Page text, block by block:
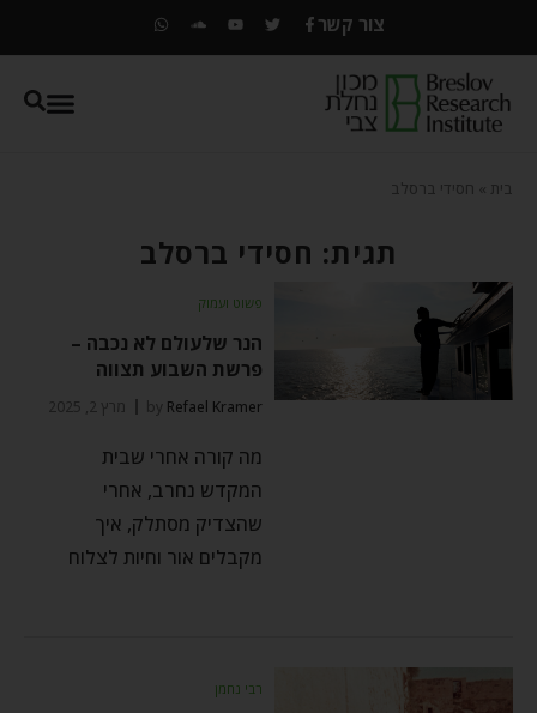
צור קשר
בית חסידי ברסלב
תגית: חסידי ברסלב
פשוט ועמוק
הנר שלעולם לא נכבה –
פרשת השבוע תצווה
by Refael Kramer מרץ 2, 2025
מה קורה אחרי שבית
המקדש נחרב, אחרי
שהצדיק מסתלק, איך
מקבלים אור וחיות לצלוח
רבי נחמן